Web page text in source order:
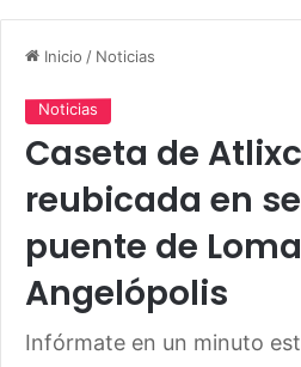
Inicio / Noticias
Noticias
Caseta de
reubicada en
puente de
Angelópolis
Infórmate en un minuto